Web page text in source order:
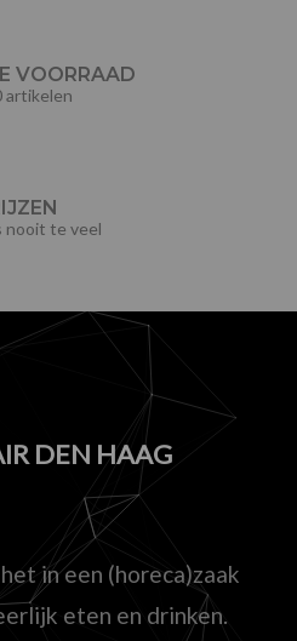
VOORRAAD
artikelen
nooit te veel
DEN HAAG
in een (horeca)zaak
eten en drinken.